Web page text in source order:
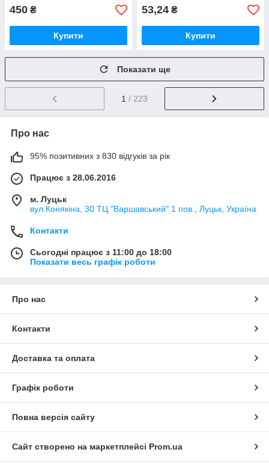
450 ₴
Купити
53,24 ₴
Купити
Показати ще
1 / 223
Про нас
95% позитивних з 830 відгуків за рік
Працює з 28.06.2016
м. Луцьк
вул.Конякіна, 30 ТЦ "Варшавський" 1 пов., Луцьк, Україна
Контакти
Сьогодні працює з 11:00 до 18:00
Показати весь графік роботи
Про нас
Контакти
Доставка та оплата
Графік роботи
Повна версія сайту
Сайт створено на маркетплейсі Prom.ua